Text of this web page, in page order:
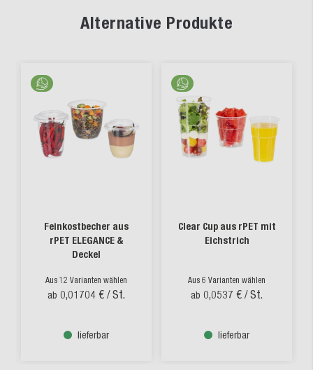
Alternative Produkte
Feinkostbecher aus
rPET ELEGANCE &
Deckel
Aus 12 Varianten wählen
ab 0,01704 € / St.
lieferbar
Clear Cup aus rPET mit
Eichstrich
Aus 6 Varianten wählen
ab 0,0537 € / St.
lieferbar